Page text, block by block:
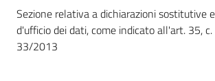
Vivere
Castel
Maggiore
Sezione relativa a dichiarazioni sostitutive
d'ufficio dei dati, come indicato all'art. 35,
33/2013